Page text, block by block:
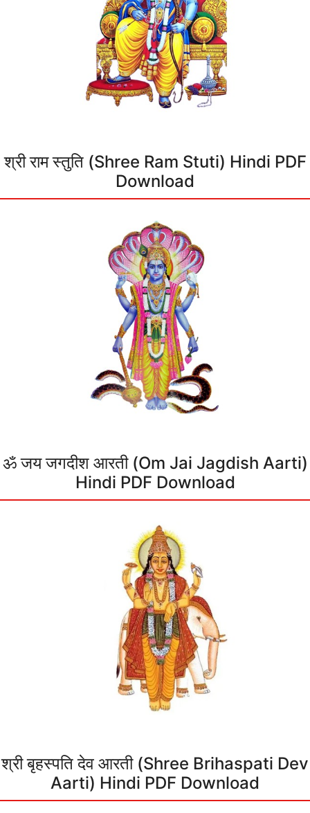
श्री राम स्तुति (Shree Ram Stuti) Hindi PDF
Download
ॐ जय जगदीश आरती (Om Jai Jagdish Aarti)
Hindi PDF Download
श्री बृहस्पति देव आरती (Shree Brihaspati Dev
Aarti) Hindi PDF Download